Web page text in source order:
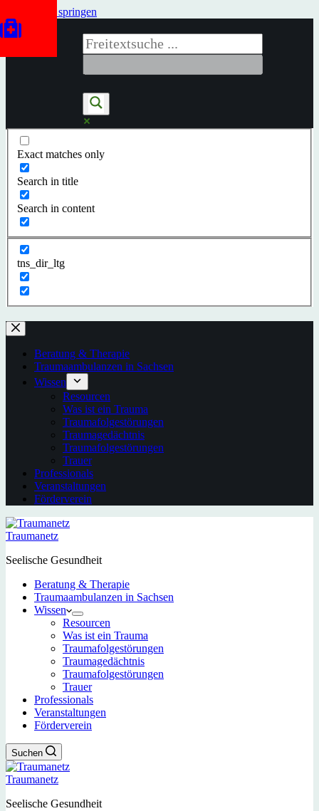
Zum Inhalt springen
Exact matches only
Search in title
Search in content
tns_dir_ltg
Beratung & Therapie
Traumaambulanzen in Sachsen
Wissen
Resourcen
Was ist ein Trauma
Traumafolgestörungen
Traumagedächtnis
Traumafolgestörungen
Trauer
Professionals
Veranstaltungen
Förderverein
Traumanetz
Seelische Gesundheit
Beratung & Therapie
Traumaambulanzen in Sachsen
Wissen
Resourcen
Was ist ein Trauma
Traumafolgestörungen
Traumagedächtnis
Traumafolgestörungen
Trauer
Professionals
Veranstaltungen
Förderverein
Suchen
Traumanetz
Seelische Gesundheit